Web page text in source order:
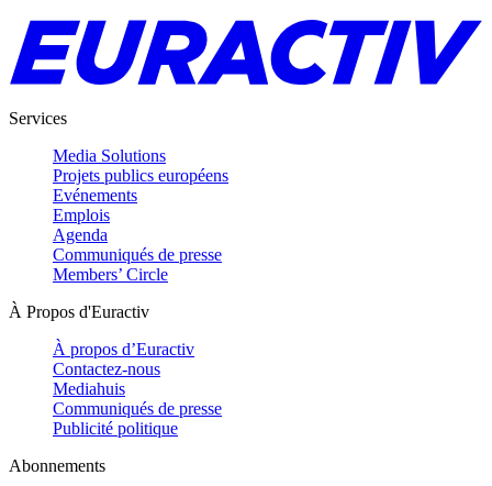
Services
Media Solutions
Projets publics européens
Evénements
Emplois
Agenda
Communiqués de presse
Members’ Circle
À Propos d'Euractiv
À propos d’Euractiv
Contactez-nous
Mediahuis
Communiqués de presse
Publicité politique
Abonnements